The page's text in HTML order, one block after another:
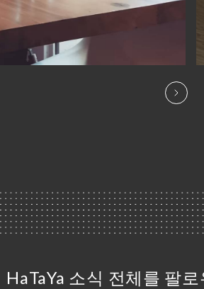
HaTaYa 소식 전체를 팔